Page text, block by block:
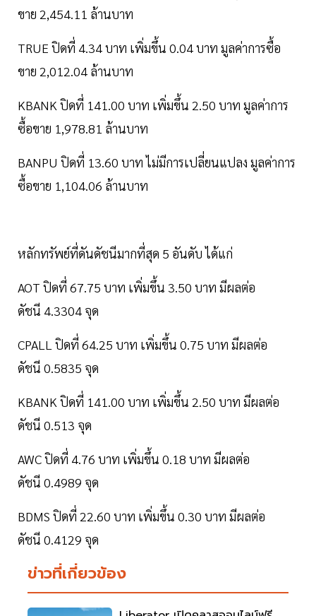
ขาย 2,454.11 ล้านบาท
TRUE ปิดที่ 4.34 บาท เพิ่มขึ้น 0.04 บาท มูลค่าการซื้อ
ขาย 2,012.04 ล้านบาท
KBANK ปิดที่ 141.00 บาท เพิ่มขึ้น 2.50 บาท มูลค่าการ
ซื้อขาย 1,978.81 ล้านบาท
BANPU ปิดที่ 13.60 บาท ไม่มีการเปลี่ยนแปลง มูลค่าการ
ซื้อขาย 1,104.06 ล้านบาท
หลักทรัพย์ที่ดันดัชนีมากที่สุด 5 อันดับ ได้แก่
AOT ปิดที่ 67.75 บาท เพิ่มขึ้น 3.50 บาท มีผลต่อ
ดัชนี 4.3304 จุด
CPALL ปิดที่ 64.25 บาท เพิ่มขึ้น 0.75 บาท มีผลต่อ
ดัชนี 0.5835 จุด
KBANK ปิดที่ 141.00 บาท เพิ่มขึ้น 2.50 บาท มีผลต่อ
ดัชนี 0.513 จุด
AWC ปิดที่ 4.76 บาท เพิ่มขึ้น 0.18 บาท มีผลต่อ
ดัชนี 0.4989 จุด
BDMS ปิดที่ 22.60 บาท เพิ่มขึ้น 0.30 บาท มีผลต่อ
ดัชนี 0.4129 จุด
ข่าวที่เกี่ยวข้อง